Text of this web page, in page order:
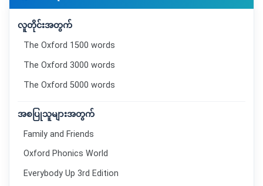
လူတိုင်းအတွက်
The Oxford 1500 words
The Oxford 3000 words
The Oxford 5000 words
အစပြုသူများအတွက်
Family and Friends
Oxford Phonics World
Everybody Up 3rd Edition